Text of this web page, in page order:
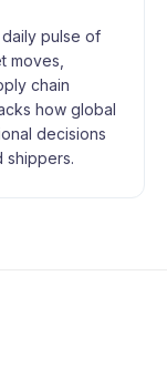
pulse of
moves,
chain
how global
decisions
shippers.